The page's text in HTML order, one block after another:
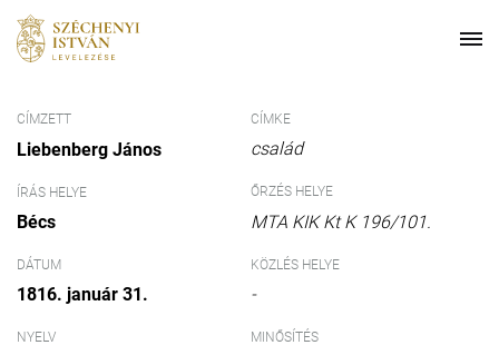
CÍMZETT
Liebenberg János
ÍRÁS HELYE
Bécs
DÁTUM
1816. január 31.
NYELV
CÍMKE
család
ŐRZÉS HELYE
MTA KIK Kt K 196/101.
KÖZLÉS HELYE
-
MINŐSÍTÉS